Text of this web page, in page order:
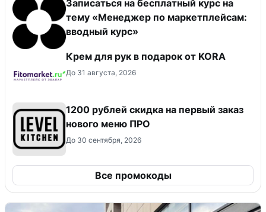
Записаться на бесплатный курс на
тему «Менеджер по маркетплейсам:
вводный курс»
Крем для рук в подарок от KORA
До 31 августа, 2026
​1200 рублей скидка на первый заказ
нового меню ПРО
До 30 сентября, 2026
Все промокоды